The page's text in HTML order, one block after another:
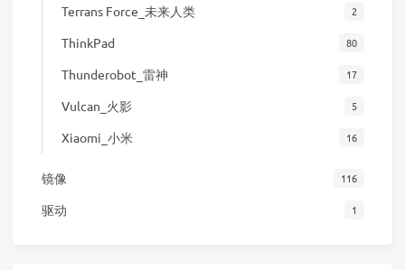
Terrans Force_未来人类 2
ThinkPad 80
Thunderobot_雷神 17
Vulcan_火影 5
Xiaomi_小米 16
镜像 116
驱动 1